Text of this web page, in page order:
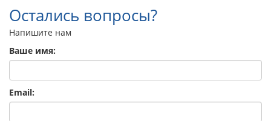
Остались вопросы?
Напишите нам
Ваше имя:
Email: